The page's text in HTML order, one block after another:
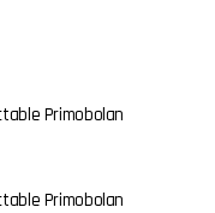
Primobolan
Primobolan